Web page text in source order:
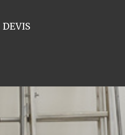
DEVIS